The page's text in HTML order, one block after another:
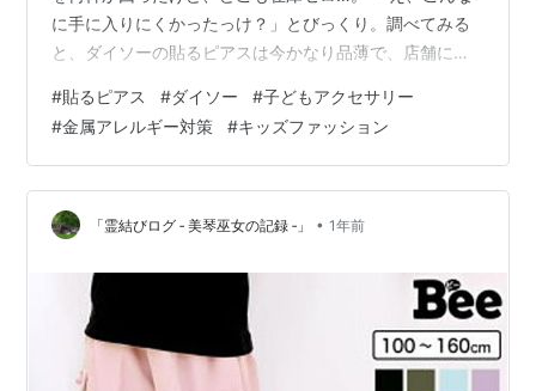
に手に入りにくかったっけ？」とびっくり。調べてみる
と、ダイソーの貼るピアスは今かなり品薄で、店舗によ
このまま廃盤になっていくのかな。ただ、貼るピアスが
買えるのは100均ダイソーだけじゃない✨️ 子供でも安心
して使える「pippi」も人気。 こちらも医療用シールで肌
にもやさしいよ。しかもネットで買えるから種類も多く
て確実に買える！ うちの娘も使っているけど、100均よ
#貼るピアス #ダイソー #子どもアクセサリー
#金属アレルギー対策 #キッズファッション
「霊結びログ ‐ 美琴巫女の記録 ‐」 • 1年前